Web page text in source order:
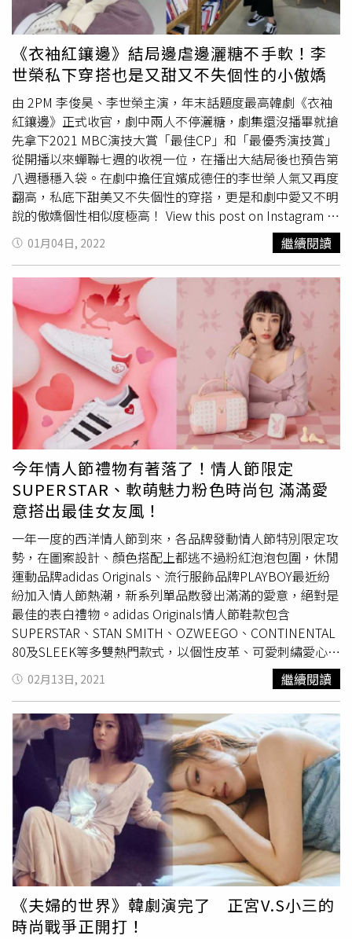
短裙，不只讓腿精Arin的比例直接拉到天花板，還多了點俐
落都會感，甜而不膩、仙得剛剛好！米色鉤編排釦黑色背心
／8,190元，米色鉤編黑色短裙／8,190元（圖／品牌提供）
褲，合身版型顯得俐落、而寬鬆設計則多了份優雅鬆弛。包
款上建議選擇皮質公事包，實用又顯質感～（圖／小紅書）
（圖／小紅書）《難哄》「溫以凡」章若楠穿搭：針織展現
“不刻意”美感柔軟針織材質，讓「溫以凡」簡單就能呈現
出“不刻意”的微妙美感。像是黑白條紋衫＋直筒牛仔褲，
簡約卻能很亮眼，上衣肩上的綁帶造型，增添層次感又有一
種法式女人的隨性優雅。（圖／小紅書）而另一套以深色開
襟針織衫疊穿灰色打底，搭配卡其色半身裙，整個人都散發
著溫暖柔軟的氣息，日常穿也不失精緻感，更適合約會穿
搭，讓「溫以凡」看起來更加柔軟可愛。（圖／小紅書）
《難哄》「溫以凡」章若楠穿搭：oversize針織毛衣＋闊腿
褲在劇中「溫以凡」有非常多穿居家服的場景，而她的首選
就是舒適，版型則是選擇寬鬆，讓自己放鬆自在。色彩選擇
上，可以偏向柔和、溫暖的色調，營造溫馨舒適的氛圍。
（圖／小紅書）常見的就是oversize針織毛衣＋闊腿褲，
oversize上衣是打造慵懶風的利器，寬大的版型遮肉顯瘦，
搭配寬鬆設計的闊腿褲，舒適又顯腿長，居家看書、追劇都
非常適合。（圖／小紅書）
《衣袖紅鑲邊》結局邊虐邊灑糖不手軟！李
世榮私下穿搭也是又甜又不失個性的小傲嬌
由 2PM 李俊昊、李世榮主演，年末話題度最高韓劇《衣袖
紅鑲邊》正式收官，劇中兩人不停灑糖，劇集還沒播畢就搶
先拿下2021 MBC演技大賞「最佳CP」和「最優秀演技賞」
從開播以來蟬聯七週的收視一位，在播出大結局後也預告第
八週穩穩入袋。在劇中擔任宜嬪成德任的李世榮人氣又再度
翻高，私底下甜美又不失個性的穿搭，更是和劇中愛又不明
說的傲嬌個性相似度極高！ View this post on Instagram A
post shared by 이세영 (@seyoung_10)以簡約的白搭上帶
灰色調的霧霾紫，清新又不失個性，材質上也巧妙以針織搭
高筒帆布鞋點出復古街頭感，又甜又不失個性。 View this
post on Instagram A post shared by 이세영
(@seyoung_10)復古又溫柔感十足的方領剪裁洋裝，柔和
的米色調能很好的帶出氣質，最後不忘小小的叛逆，搭上皮
質短靴來凸顯個性，簡單卻又不失造型的穿搭，根本是
穿搭範本無誤！ View this post on Instagram A post
shared by 이세영 (@seyoung_10)帶有淡淡的薄荷綠色調
的針織衫，簡單搭配水洗刷色丹寧褲，讓整體更微細緻的重
點就是，落在鎖骨的珍珠項鍊與金色細鍊的疊搭，適度的加
入配件，反而能提升整體質感，讓好感度大大提升～ View
this post on Instagram A post shared by 이세영
(@seyoung_10)一件式的Ｖ領緞面寬襬洋裝，搭上同樣寬
鬆的 OVERSIZED 西裝外套、復古黑色滑板鞋，巧妙融合小
女人味道與街頭休閒，再輕鬆的紮起短髮露出迷人的肩頸線
條，完全電力十足。
01月04日, 2022 繼續閱讀
今年情人節禮物有著落了！情人節限定
SUPERSTAR、軟萌魅力粉色時尚包 滿滿愛
意搭出最佳女友風！
一年一度的西洋情人節到來，各品牌發動情人節特別限定攻
勢，在圖案設計、顏色搭配上都逃不過粉紅泡泡包圍，休閒
運動品牌adidas Originals、流行服飾品牌PLAYBOY最近紛
紛加入情人節熱潮，新系列單品散發出滿滿的愛意，絕對是
最佳的表白禮物。adidas Originals情人節鞋款包含
SUPERSTAR、STAN SMITH、OZWEEGO、CONTINENTAL
80及SLEEK等多雙熱門款式，以個性皮革、可愛刺繡愛心三
葉草以及粉紅天鵝絨材質，俏皮訴說怦然心動的愛戀。服裝
則以黑、白、紅為主要色調，以表情符號玩轉經典愛心圖
案，展現潮流原創態度。除了將愛情鎖頭套在經典三葉草
logo上外，更以大口袋、吊環點綴為設計增添個性，打造風
格街頭約會Look！鞋款上以愛心變化出獨特的細節圖案，
充滿甜甜的戀愛心情。（圖／adidas Originals）情人節系列
服裝以T恤、連帽T穿搭出街頭時髦情侶Style。（圖／
adidas Originals）Playboy春夏新品「Bunny Poker撲克甜
心」系列，顛覆可愛氣質的少女粉形象，利用擷取品牌經典
風車兔與撲克牌元素，做交織結合設計的新花色，讓粉色多
了份自信率性與童趣。系列推出多款式，從大容量空間設計
的托特包、手提包，到休閒百搭的翻蓋斜背包與超時髦的貝
殼包，翻蓋長夾與證件套應有盡有，約會及各種場合都能擺
搭的包款，都能完美襯托出十足女孩甜美。PLAYBOY經典
的兔子Logo換上優雅粉色設計，是春夏最吸睛的配件單
02月13日, 2021 繼續閱讀
《夫婦的世界》韓劇演完了 正宮V.S小三的
時尚戰爭正開打！